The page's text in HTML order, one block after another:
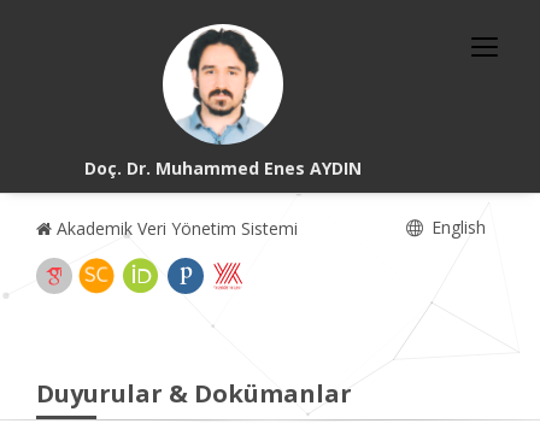
Doç. Dr. Muhammed Enes AYDIN
Akademik Veri Yönetim Sistemi English
Duyurular & Dokümanlar